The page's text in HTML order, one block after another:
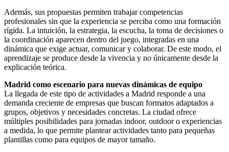
Además, sus propuestas permiten trabajar competencias
profesionales sin que la experiencia se perciba como una formación
rígida. La intuición, la estrategia, la escucha, la toma de decisiones o
la coordinación aparecen dentro del juego, integradas en una
dinámica que exige actuar, comunicar y colaborar. De este modo, el
aprendizaje se produce desde la vivencia y no únicamente desde la
explicación teórica.
Madrid como escenario para nuevas dinámicas de equipo
La llegada de este tipo de actividades a Madrid responde a una
demanda creciente de empresas que buscan formatos adaptados a
grupos, objetivos y necesidades concretas. La ciudad ofrece
múltiples posibilidades para jornadas indoor, outdoor o experiencias
a medida, lo que permite plantear actividades tanto para pequeñas
plantillas como para equipos de mayor tamaño.